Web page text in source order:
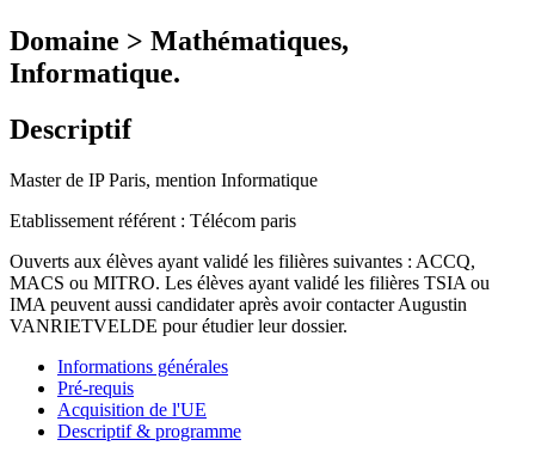
Domaine > Mathématiques,
Informatique.
Descriptif
Master de IP Paris, mention Informatique
Etablissement référent : Télécom paris
Ouverts aux élèves ayant validé les filières suivantes : ACCQ,
MACS ou MITRO. Les élèves ayant validé les filières TSIA ou
IMA peuvent aussi candidater après avoir contacter Augustin
VANRIETVELDE pour étudier leur dossier.
Informations générales
Pré-requis
Acquisition de l'UE
Descriptif & programme